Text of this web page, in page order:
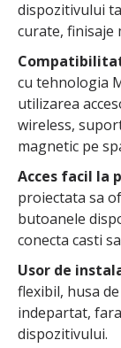
dispozitivului
curate, finisaje
cu tehnologia
utilizarea
wireless,
magnetic pe
Acces facil la
proiectata sa
butoanele
conecta casti
Usor de
flexibil, husa
indepartat,
dispozitivului.